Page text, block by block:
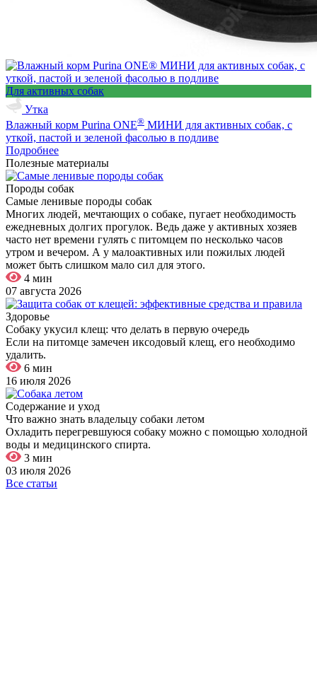
Для активных собак
Утка
Влажный корм Purina ONE® МИНИ для активных собак, с
уткой, пастой и зеленой фасолью в подливе
Подробнее
Полезные материалы
Породы собак
Самые ленивые породы собак
Многих людей, мечтающих о собаке, пугает необходимость
ежедневных долгих прогулок. Ведь даже у активных хозяев
часто нет времени гулять с питомцем по несколько часов
утром и вечером. А у малоактивных или пожилых людей
может быть слишком мало сил для этого.
4 мин
07 августа 2026
Здоровье
Собаку укусил клещ: что делать в первую очередь
Если на питомце замечен иксодовый клещ, его необходимо
удалить.
6 мин
16 июля 2026
Содержание и уход
Что важно знать владельцу собаки летом
Охладить перегревшуюся собаку можно с помощью холодной
воды и медицинского спирта.
3 мин
03 июля 2026
Все статьи